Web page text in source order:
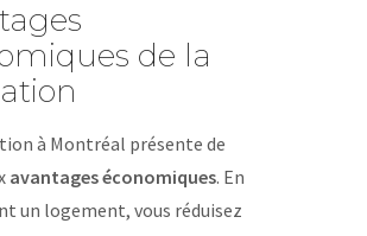
de la
à Montréal présente de
avantages économiques. En
un logement, vous réduisez